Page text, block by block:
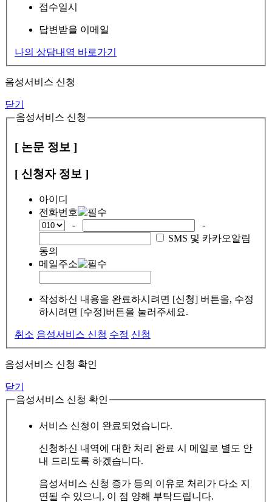
접수일시
답변받을 이메일
나의 상담내역 바로가기
음성서비스 신청
닫기
음성서비스 신청
[ 논문 정보 ]
[ 신청자 정보 ]
아이디
전화번호
-
-
SMS 및 카카오알림
동의
메일주소
작성하신 내용을 완료하시려면 [신청] 버튼을, 수정
하시려면 [수정]버튼을 눌러주세요.
취소 음성서비스 신청 수정 신청
음성서비스 신청 확인
닫기
음성서비스 신청 확인
서비스 신청이 완료되었습니다.
신청하신 내역에 대한 처리 완료 시 메일로 별도 안
내 드리도록 하겠습니다.
음성서비스 신청 증가 등의 이유로 처리가 다소 지
연될 수 있으니, 이 점 양해 부탁드립니다.